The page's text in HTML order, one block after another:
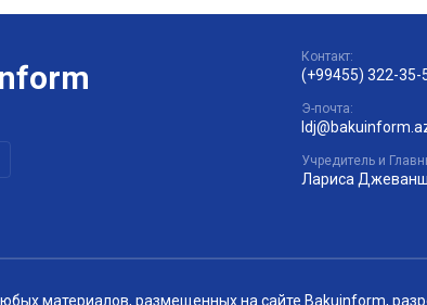
Контакт:
(+99455) 322-35-
Э-почта:
Учредитель и
Лариса
материалов, размещенных на сайте Bakuinform,